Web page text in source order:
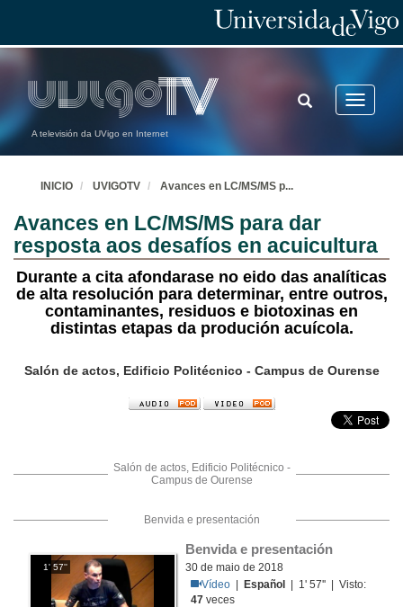
A televisión da UVigo en Internet
Toggle
TOGGLE
SEARCH
INICIO UVIGOTV Avances en LC/MS/MS p...
Avances en LC/MS/MS para dar
resposta aos desafíos en acuicultura
Durante a cita afondarase no eido das analíticas
de alta resolución para determinar, entre outros,
contaminantes, residuos e biotoxinas en
distintas etapas da produción acuícola.
Salón de actos, Edificio Politécnico - Campus de Ourense
Salón de actos, Edificio Politécnico -
Campus de Ourense
Benvida e presentación
1' 57''
Benvida e presentación
30 de maio de 2018
Vídeo
Español
| 1' 57'' | Visto:
47 veces